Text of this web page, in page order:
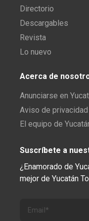
Directorio
Descargables
Revista
Lo nuevo
Acerca de
Anunciarse en
Aviso de privacidad
El equipo de
Suscríbete a
¿Enamorado de
mejor de Yucatán